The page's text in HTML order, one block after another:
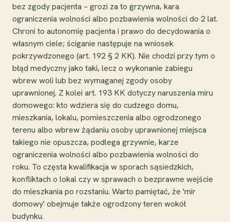
bez zgody pacjenta – grozi za to grzywna, kara
ograniczenia wolności albo pozbawienia wolności do 2 lat.
Chroni to autonomię pacjenta i prawo do decydowania o
własnym ciele; ściganie następuje na wniosek
pokrzywdzonego (art. 192 § 2 KK). Nie chodzi przy tym o
błąd medyczny jako taki, lecz o wykonanie zabiegu
wbrew woli lub bez wymaganej zgody osoby
uprawnionej. Z kolei art. 193 KK dotyczy naruszenia miru
domowego: kto wdziera się do cudzego domu,
mieszkania, lokalu, pomieszczenia albo ogrodzonego
terenu albo wbrew żądaniu osoby uprawnionej miejsca
takiego nie opuszcza, podlega grzywnie, karze
ograniczenia wolności albo pozbawienia wolności do
roku. To częsta kwalifikacja w sporach sąsiedzkich,
konfliktach o lokal czy w sprawach o bezprawne wejście
do mieszkania po rozstaniu. Warto pamiętać, że 'mir
domowy' obejmuje także ogrodzony teren wokół
budynku.